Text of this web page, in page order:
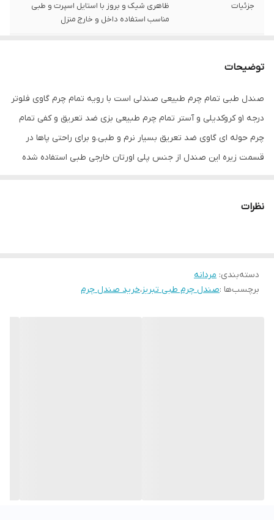
جزئیات
ظاهری شیک و بروز با استایل اسپرت و طبی
مناسب استفاده داخل و خارج منزل
کشور تولید کننده ایران
جنس چرم طبیعی
توضیحات
صندل طبی تمام چرم طبیعی صندلی است با رویه تمام چرم گاوی فلوتر
درجه 1و کروکدیلی و آستر تمام چرم طبیعی بزی ضد تعریق و کفی تمام
چرم حوله ای گاوی ضد تعریق بسیار نرم و طبی.و برای راحتی پاها در
قسمت زیره این صندل از جنس پلی اورتان خارجی طبی استفاده شده
رنج میبرند گزینه مناسبی می باشد .رنگ این صندل قهوه ای می باشد.
یا نرمال دارید یک سایز کوچک تر انتخاب کنید .
نظرات
دسته‌بندی: مردانه
برچسب‌ها :صندل چرم طبی تبریز،خرید صندل چرم